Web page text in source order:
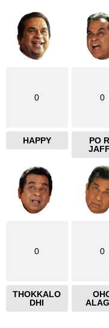
0
HAPPY
0
PO
0
THOKKALO
DHI
0